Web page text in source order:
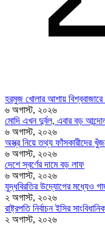
হরমুজ খোলার আশায়
৬ অগাস্ট, ২০২৬
মোদি এখন দুর্বল, এবার বড়
৬ অগাস্ট, ২০২৬
অস্ত্র নিয়ে তথ্য ফাঁসকারীদের
৬ অগাস্ট, ২০২৬
দেশে স্বর্ণের দামে বড় লাফ
৬ অগাস্ট, ২০২৬
যুদ্ধবিরতির উদ্যোগের মধ্যেও
২ অগাস্ট, ২০২৬
রাষ্ট্রপতি নির্বাচন ইসির
২ অগাস্ট, ২০২৬